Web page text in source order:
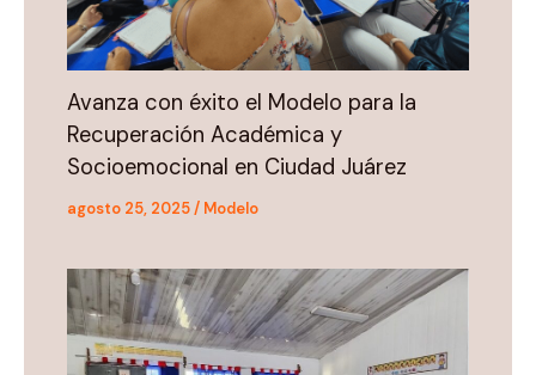
Avanza con éxito el Modelo para la
Recuperación Académica y
Socioemocional en Ciudad Juárez
agosto 25, 2025/ Modelo